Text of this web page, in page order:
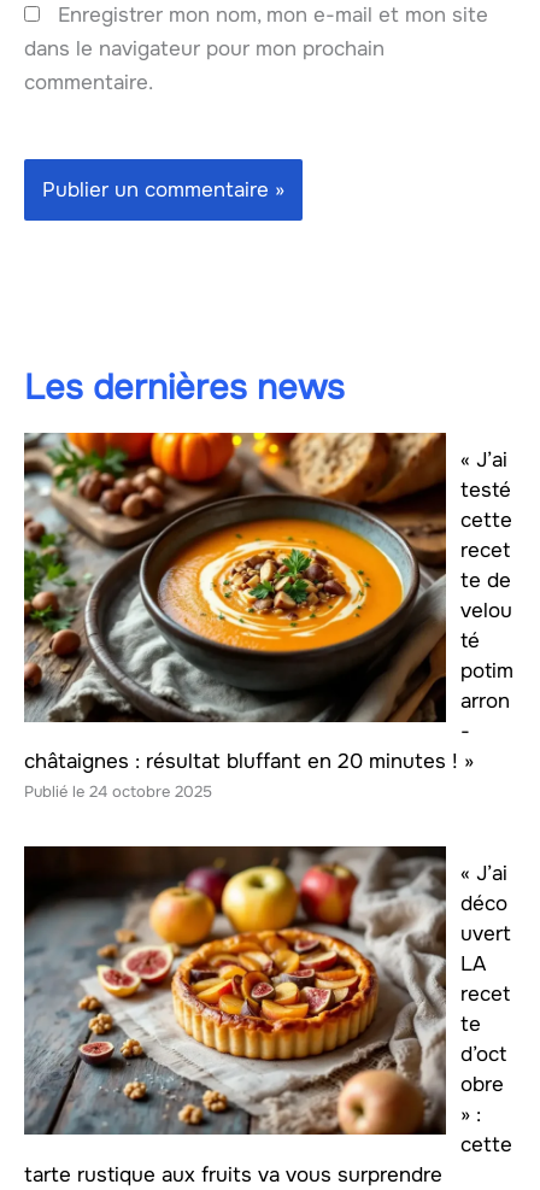
Enregistrer mon nom, mon e-mail et mon site
dans le navigateur pour mon prochain
commentaire.
Les dernières news
« J’ai
testé
cette
recet
te de
velou
té
potim
arron
-
châtaignes : résultat bluffant en 20 minutes ! »
24 octobre 2025
« J’ai
déco
uvert
LA
recet
te
d’oct
obre
» :
cette
tarte rustique aux fruits va vous surprendre